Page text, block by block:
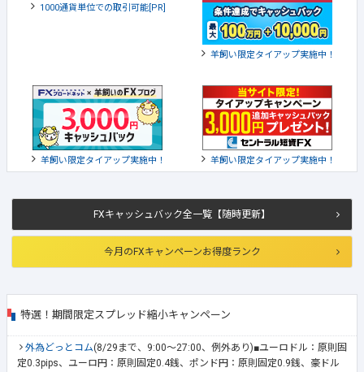
FXキャッシュバック全一覧【随時更新】
今月のFXキャンペーンお得度ランク
特選！期間限定スプレッド縮小キャンペーン
外為どっとコム(8/29まで、9:00～27:00、例外あり)■ユーロドル：原則固
定0.3pips、ユーロ円：原則固定0.4銭、ポンド円：原則固定0.9銭、豪ドル
1000通貨単位での取引可能[PR]
羊飼い限定タイアップ実施中！
羊飼い限定タイアップ実施中！ 羊飼い限定タイアップ実施中！